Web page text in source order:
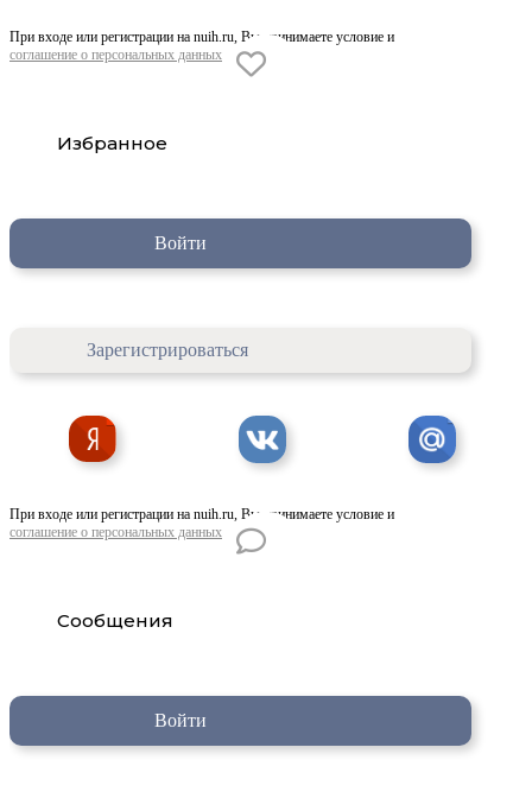
При входе или регистрации на nuih.ru, Вы принимаете условие и
соглашение о персональных данных
Избранное
Войти
Зарегистрироваться
При входе или регистрации на nuih.ru, Вы принимаете условие и
соглашение о персональных данных
Сообщения
Войти